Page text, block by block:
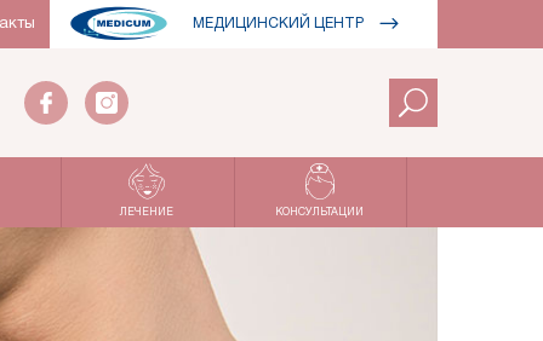
МЕДИЦИНСКИЙ ЦЕНТР
ЛЕЧЕНИЕ КОНСУЛЬТАЦИИ